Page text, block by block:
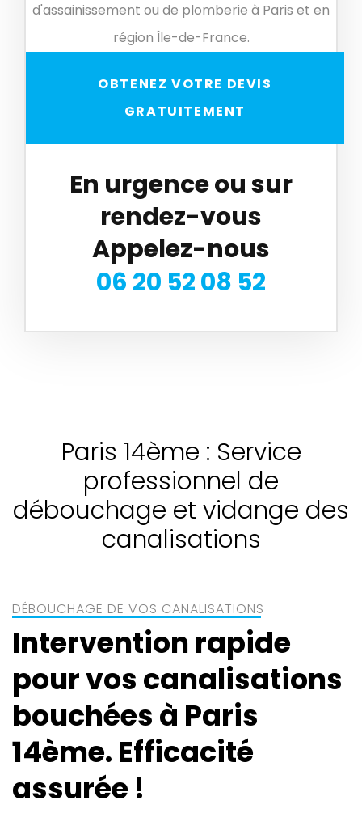
d'assainissement ou de plomberie à Paris et en
région Île-de-France.
OBTENEZ VOTRE DEVIS
GRATUITEMENT
En urgence ou sur
rendez-vous
Appelez-nous
06 20 52 08 52
Paris 14ème : Service
professionnel de
débouchage et vidange des
canalisations
DÉBOUCHAGE DE VOS CANALISATIONS
Intervention rapide
pour vos canalisations
bouchées à Paris
14ème. Efficacité
assurée !